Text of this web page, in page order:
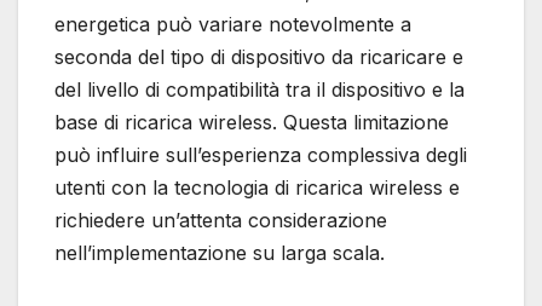
energetica può variare notevolmente a
seconda del tipo di dispositivo da ricaricare e
del livello di compatibilità tra il dispositivo e la
base di ricarica wireless. Questa limitazione
può influire sull’esperienza complessiva degli
utenti con la tecnologia di ricarica wireless e
richiedere un’attenta considerazione
nell’implementazione su larga scala.